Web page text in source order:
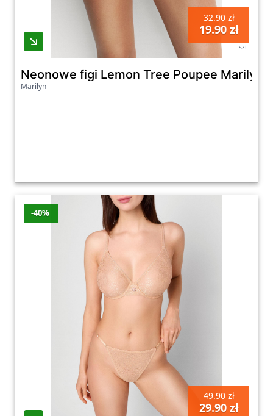
32.90 zł
19.90 zł
szt
Neonowe figi Lemon Tree Poupee Marilyn,
Marilyn
-40%
49.90 zł
29.90 zł